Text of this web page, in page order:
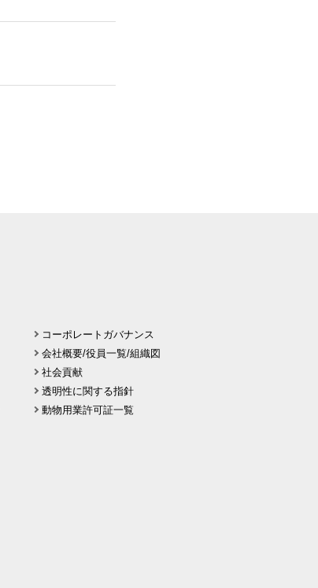
コーポレートガバナンス
会社概要/役員一覧/組織図
社会貢献
透明性に関する指針
動物用業許可証一覧